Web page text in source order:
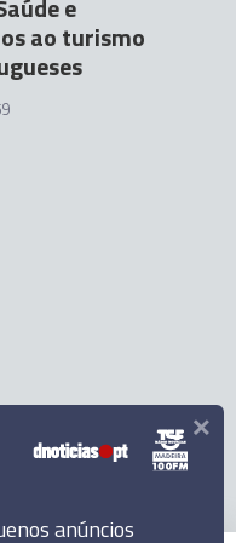
e
ao turismo
anúncios
×